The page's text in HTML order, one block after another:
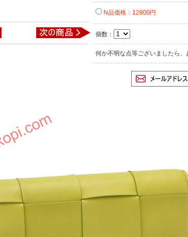
N品価格：12800円
個数：
何か不明な点等ございましたら、